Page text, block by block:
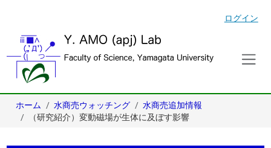
ログイン
ホーム 水商売ウォッチング
水商売追加情報
（研究紹介）変動磁場が生体に及ぼす影響